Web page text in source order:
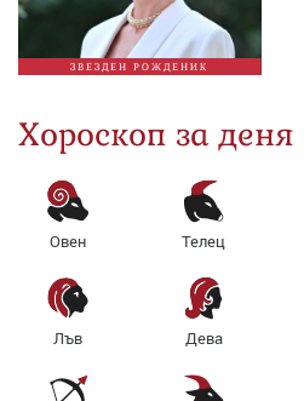
ЗВЕЗДЕН РОЖДЕНИК
Хороскоп за деня
Овен Телец
Лъв Дева